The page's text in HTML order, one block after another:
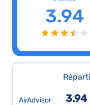
3.94
AirAdvisor 3.94